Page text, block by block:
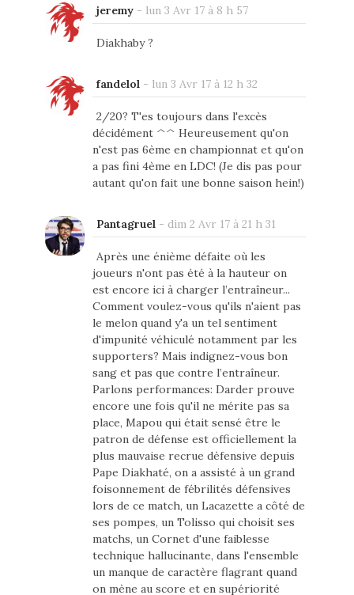
jeremy- lun 3 Avr 17 à 8 h 57
Diakhaby ?
fandelol- lun 3 Avr 17 à 12 h 32
2/20? T'es toujours dans l'excès
décidément ^^ Heureusement qu'on
n'est pas 6ème en championnat et qu'on
a pas fini 4ème en LDC! (Je dis pas pour
autant qu'on fait une bonne saison hein!)
Pantagruel- dim 2 Avr 17 à 21 h 31
Après une énième défaite où les
joueurs n'ont pas été à la hauteur on
est encore ici à charger l’entraîneur...
Comment voulez-vous qu'ils n'aient pas
le melon quand y'a un tel sentiment
d'impunité véhiculé notamment par les
supporters? Mais indignez-vous bon
sang et pas que contre l’entraîneur.
Parlons performances: Darder prouve
encore une fois qu'il ne mérite pas sa
place, Mapou qui était sensé être le
patron de défense est officiellement la
plus mauvaise recrue défensive depuis
Pape Diakhaté, on a assisté à un grand
foisonnement de fébrilités défensives
lors de ce match, un Lacazette a côté de
ses pompes, un Tolisso qui choisit ses
matchs, un Cornet d'une faiblesse
technique hallucinante, dans l'ensemble
un manque de caractère flagrant quand
on mène au score et en supériorité